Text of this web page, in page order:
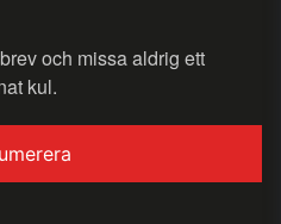
och missa aldrig ett
kul.